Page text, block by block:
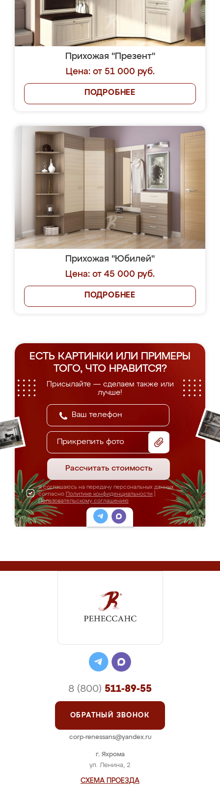
Прихожая "Презент"
Цена: от 51 000 руб.
ПОДРОБНЕЕ
Прихожая "Юбилей"
Цена: от 45 000 руб.
ПОДРОБНЕЕ
ЕСТЬ КАРТИНКИ ИЛИ ПРИМЕРЫ
ТОГО, ЧТО НРАВИТСЯ?
Присылайте — сделаем также или
лучше!
Прикрепить фото
Рассчитать стоимость
Я соглашаюсь на передачу персональных данных
согласно Политике конфиденциальности
Пользовательскому соглашению
г. Яхрома
ул. Ленина, 2
СХЕМА ПРОЕЗДА
8 (800) 511-89-55
ОБРАТНЫЙ ЗВОНОК
corp-renessans@yandex.ru